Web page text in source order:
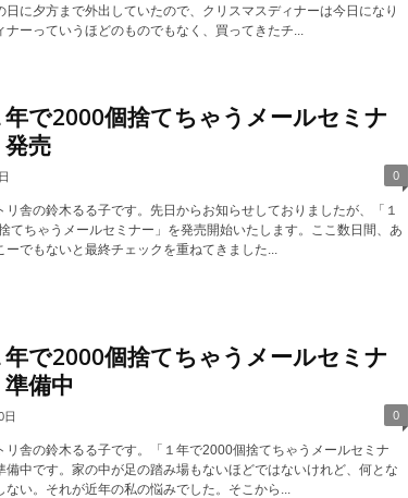
日に夕方まで外出していたので、クリスマスディナーは今日になり
ナーっていうほどのものでもなく、買ってきたチ...
年で2000個捨てちゃうメールセミナ
売
0
リ舎の鈴木るる子です。先日からお知らせしておりましたが、「１
てちゃうメールセミナー」を発売開始いたします。ここ数日間、あ
ーでもないと最終チェックを重ねてきました...
年で2000個捨てちゃうメールセミナ
備中
日 0
リ舎の鈴木るる子です。「１年で2000個捨てちゃうメールセミナ
備中です。家の中が足の踏み場もないほどではないけれど、何とな
ない。それが近年の私の悩みでした。そこから...